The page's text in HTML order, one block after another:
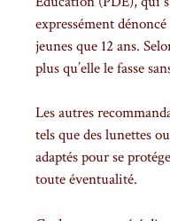
expressément
jeunes que 12 ans.
plus qu’elle le fasse
Les autres
tels que des lunettes
adaptés pour se
toute éventualité.